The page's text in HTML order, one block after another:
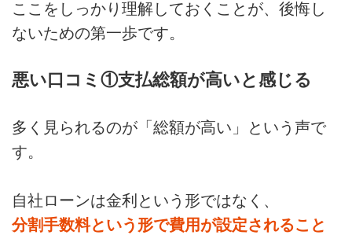
ここをしっかり理解しておくことが、後悔し
ないための第一歩です。
悪い口コミ①支払総額が高いと感じる
多く見られるのが「総額が高い」という声で
す。
自社ローンは金利という形ではなく、
分割手数料という形で費用が設定されること